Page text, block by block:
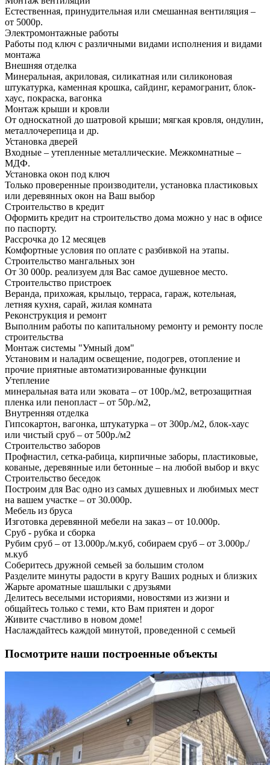
Естественная, принудительная или смешанная вентиляция –
от 5000р.
Электромонтажные работы
Работы под ключ с различными видами исполнения и видами
монтажа
Внешняя отделка
Минеральная, акриловая, силикатная или силиконовая
штукатурка, каменная крошка, сайдинг, керамогранит, блок-
хаус, покраска, вагонка
Монтаж крыши и кровли
От односкатной до шатровой крыши; мягкая кровля, ондулин,
металлочерепица и др.
Установка дверей
Входные – утепленные металлические. Межкомнатные –
МДФ.
Установка окон под ключ
Только проверенные производители, установка пластиковых
или деревянных окон на Ваш выбор
Строительство в кредит
Оформить кредит на строительство дома можно у нас в офисе
по паспорту.
Рассрочка до 12 месяцев
Комфортные условия по оплате с разбивкой на этапы.
Строительство мангальных зон
От 30 000р. реализуем для Вас самое душевное место.
Строительство пристроек
Веранда, прихожая, крыльцо, терраса, гараж, котельная,
летняя кухня, сарай, жилая комната
Реконструкция и ремонт
Выполним работы по капитальному ремонту и ремонту после
строительства
Монтаж системы "Умный дом"
Установим и наладим освещение, подогрев, отопление и
прочие приятные автоматизированные функции
Утепление
минеральная вата или эковата – от 100р./м2, ветрозащитная
пленка или пенопласт – от 50р./м2,
Внутренняя отделка
Гипсокартон, вагонка, штукатурка – от 300р./м2, блок-хаус
или чистый сруб – от 500р./м2
Строительство заборов
Профнастил, сетка-рабица, кирпичные заборы, пластиковые,
кованые, деревянные или бетонные – на любой выбор и вкус
Строительство беседок
Построим для Вас одно из самых душевных и любимых мест
на вашем участке – от 30.000р.
Мебель из бруса
Изготовка деревянной мебели на заказ – от 10.000р.
Сруб - рубка и сборка
Рубим сруб – от 13.000р./м.куб, собираем сруб – от 3.000р./
м.куб
Соберитесь дружной семьей за большим столом
Разделите минуты радости в кругу Ваших родных и близких
Жарьте ароматные шашлыки с друзьями
Делитесь веселыми историями, новостями из жизни и
общайтесь только с теми, кто Вам приятен и дорог
Живите счастливо в новом доме!
Наслаждайтесь каждой минутой, проведенной с семьей
Посмотрите наши построенные объекты